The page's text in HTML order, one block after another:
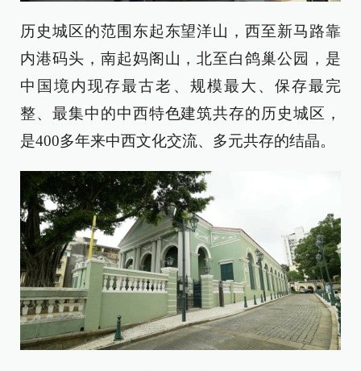
历史城区的范围东起东望洋山，西至新马路靠
内港码头，南起妈阁山，北至白鸽巢公园，是
中国境内现存最古老、规模最大、保存最完
整、最集中的中西特色建筑共存的历史城区，
是400多年来中西文化交流、多元共存的结晶。